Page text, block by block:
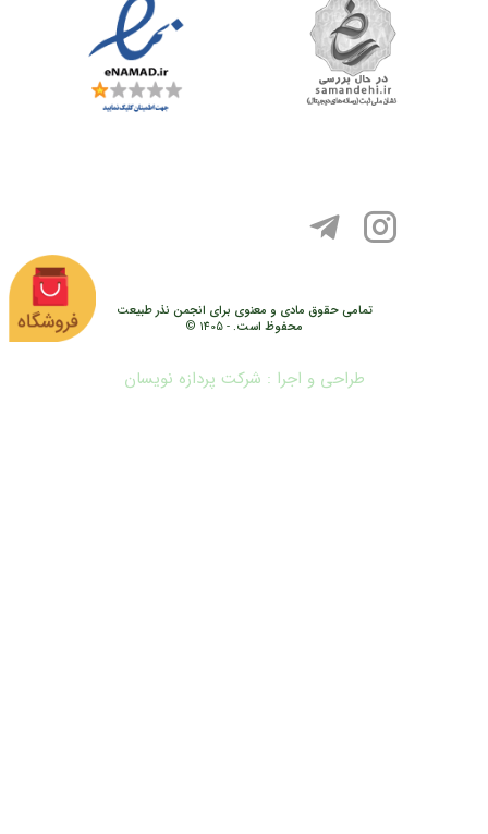
تمامی حقوق مادی و معنوی برای انجمن نذر طبیعت
محفوظ است.- 1405 ©
طراحی و اجرا : شرکت پردازه نویسان